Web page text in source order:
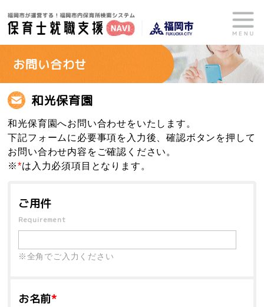
お問い合わせ
和光保育園
和光保育園へお問い合わせをいたします。
下記フォームに必要事項を入力後、確認ボタンを押して
お問い合わせ内容をご確認ください。
※*は入力必須項目となります。
ご用件
Requirement
※全角でご入力ください
お名前*